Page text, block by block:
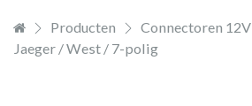
Producten
Connectoren 12V
Jaeger / West / 7-polig